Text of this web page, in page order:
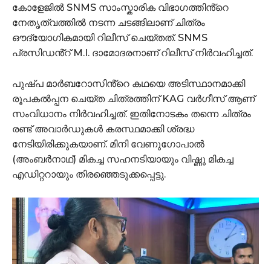
കോളേജിൽ SNMS സാംസ്കാരിക വിഭാഗത്തിൻ്റെ
നേതൃത്വത്തിൽ നടന്ന ചടങ്ങിലാണ് ചിത്രം
ഔദ്യോഗികമായി റിലീസ് ചെയ്തത്. SNMS
പ്രസിഡൻ്റ് M.I. ദാമോദരനാണ് റിലീസ് നിർവഹിച്ചത്.
പുഷ്പ മാർബറോസിൻ്റെ കഥയെ അടിസ്ഥാനമാക്കി
രൂപകൽപ്പന ചെയ്ത ചിത്രത്തിന് KAG വർഗീസ് ആണ്
സംവിധാനം നിർവഹിച്ചത്. ഇതിനോടകം തന്നെ ചിത്രം
രണ്ട് അവാർഡുകൾ കരസ്ഥമാക്കി ശ്രദ്ധ
നേടിയിരിക്കുകയാണ്. മിനി വേണുഗോപാൽ
(അംബർനാഥ്) മികച്ച സഹനടിയായും വിഷ്ണു മികച്ച
എഡിറ്ററായും തിരഞ്ഞെടുക്കപ്പെട്ടു.